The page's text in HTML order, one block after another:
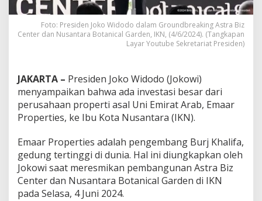
Foto: Presiden Joko Widodo dalam Groundbreaking Astra Biz
Center dan Nusantara Botanical Garden, IKN, (4/6/2024). (Tangkapan
Layar Youtube Sekretariat Presiden)
JAKARTA – Presiden Joko Widodo (Jokowi)
menyampaikan bahwa ada investasi besar dari
perusahaan properti asal Uni Emirat Arab, Emaar
Properties, ke Ibu Kota Nusantara (IKN).
Emaar Properties adalah pengembang Burj Khalifa,
gedung tertinggi di dunia. Hal ini diungkapkan oleh
Jokowi saat meresmikan pembangunan Astra Biz
Center dan Nusantara Botanical Garden di IKN
pada Selasa, 4 Juni 2024.